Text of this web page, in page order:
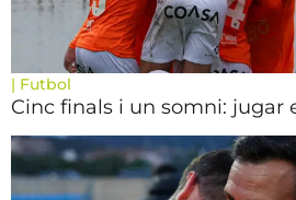
| Futbol
Cinc finals i un somni: jugar